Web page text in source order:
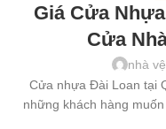
Giá Cửa
Cửa
nhà
Cửa nhựa Đài Loan tại
những khách hàng